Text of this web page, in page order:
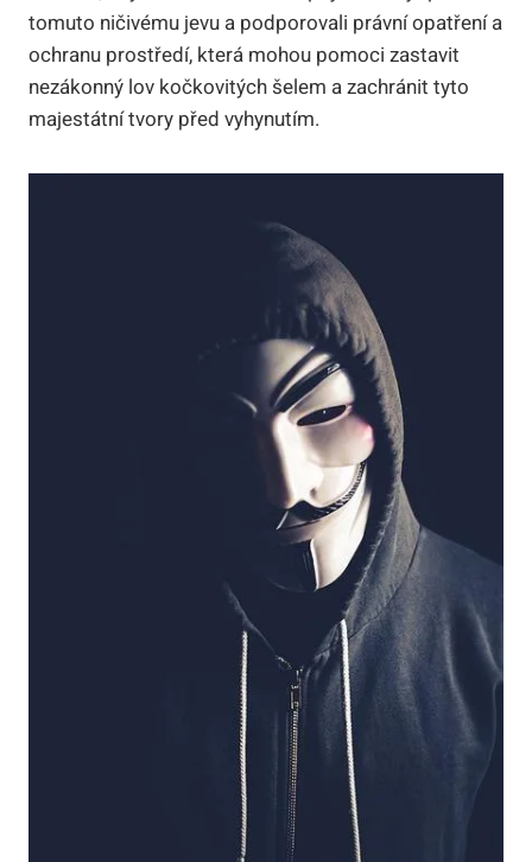
tomuto ničivému jevu a podporovali právní opatření a
ochranu prostředí, která mohou pomoci zastavit
nezákonný lov kočkovitých šelem a zachránit tyto
majestátní tvory před vyhynutím.